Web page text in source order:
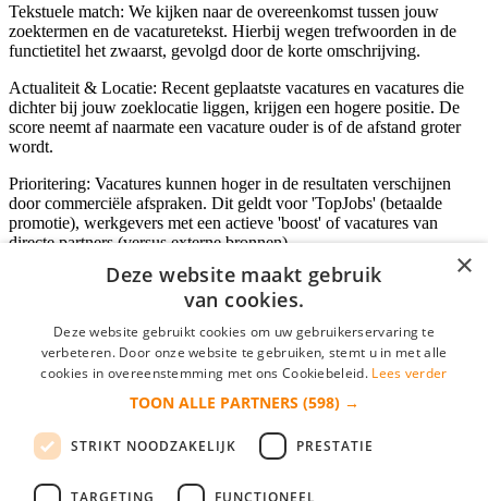
Tekstuele match: We kijken naar de overeenkomst tussen jouw
zoektermen en de vacaturetekst. Hierbij wegen trefwoorden in de
functietitel het zwaarst, gevolgd door de korte omschrijving.
Actualiteit & Locatie: Recent geplaatste vacatures en vacatures die
dichter bij jouw zoeklocatie liggen, krijgen een hogere positie. De
score neemt af naarmate een vacature ouder is of de afstand groter
wordt.
Prioritering: Vacatures kunnen hoger in de resultaten verschijnen
door commerciële afspraken. Dit geldt voor 'TopJobs' (betaalde
promotie), werkgevers met een actieve 'boost' of vacatures van
directe partners (versus externe bronnen).
Inloggen als bedrijf
*
login gegevens onthouden
login
×
Deze website maakt gebruik
van cookies.
Deze website gebruikt cookies om uw gebruikerservaring te
verbeteren. Door onze website te gebruiken, stemt u in met alle
cookies in overeenstemming met ons Cookiebeleid. Lees verder
TOON ALLE PARTNERS (598) →
STRIKT NOODZAKELIJK PRESTATIE
TARGETING FUNCTIONEEL